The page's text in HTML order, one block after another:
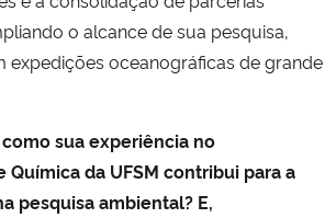
o alcance de sua pesquisa,
expedições oceanográficas de grande
como sua experiência no
Química da UFSM contribui para a
pesquisa ambiental? E,